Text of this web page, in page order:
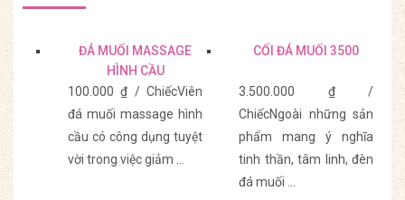
ĐÁ MUỐI MASSAGE
HÌNH CẦU
100.000 ₫ / ChiếcViên
đá muối massage hình
cầu có công dụng tuyệt
vời trong việc giảm ...
CỐI ĐÁ MUỐI 3500
3.500.000 ₫ /
ChiếcNgoài những sản
phẩm mang ý nghĩa
tinh thần, tâm linh, đèn
đá muối ...